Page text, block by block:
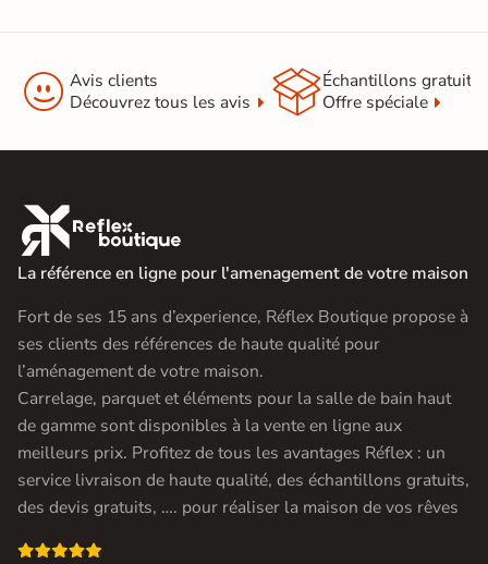
 Avis clients
Découvrez tous les avis
Échantillons gratuit
Offre spéciale

La référence en ligne pour l'amenagement de votre maison
Fort de ses 15 ans d’experience, Réflex Boutique propose à
ses clients des références de haute qualité pour
l’aménagement de votre maison.
Carrelage, parquet et éléments pour la salle de bain haut
de gamme sont disponibles à la vente en ligne aux
meilleurs prix. Profitez de tous les avantages Réflex : un
service livraison de haute qualité, des échantillons gratuits,
des devis gratuits, …. pour réaliser la maison de vos rêves
